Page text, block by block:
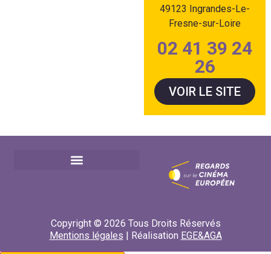
49123 Ingrandes-Le-
Fresne-sur-Loire
02 41 39 24
26
VOIR LE SITE
Copyright © 2026 Tous Droits Réservés
Mentions légales | Réalisation EGE&AGA